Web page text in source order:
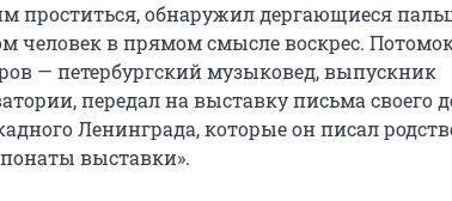
проститься, обнаружил дергающиеся
человек в прямом смысле воскрес.
— петербургский музыковед, выпускник
передал на выставку письма своего
Ленинграда, которые он писал
выставки».